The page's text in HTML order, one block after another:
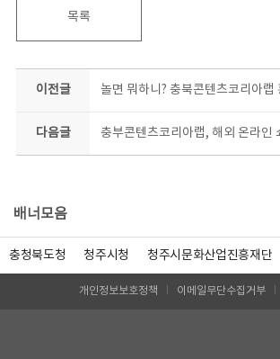
목록
이전글
다음글 충부콘텐츠코리아랩, 해외 온라인
배너모음
충청북도청 청주시청 청주시문화산업진흥재단
개인정보보호정책 이메일무단수집거부